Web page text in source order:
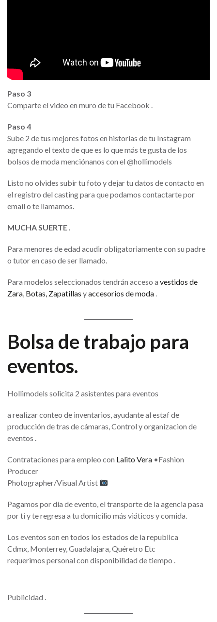
Paso 3
Comparte el video en muro de tu Facebook .
Paso 4
Sube 2 de tus mejores fotos en historias de tu Instagram
agregando el texto de que es lo que más te gusta de los
bolsos de moda menciónanos con el @hollimodels
Listo no olvides subir tu foto y dejar tu datos de contacto en
el registro del casting para que podamos contactarte por
email o te llamamos.
MUCHA SUERTE .
Para menores de edad acudir obligatoriamente con su padre
o tutor en caso de ser llamado.
Para modelos seleccionados tendrán acceso a vestidos de
Zara, Botas, Zapatillas yaccesorios de moda .
Bolsa de trabajo para
eventos.
Hollimodels solicita 2 asistentes para eventos
a realizar conteo de inventarios, ayudante al estaf de
producción de tras de cámaras, Control y organizacion de
eventos .
Contrataciones para empleo con Lalito Vera •Fashion
Producer
Photographer/Visual Artist
Pagamos por día de evento, el transporte de la agencia pasa
por ti y te regresa a tu domicilio más viáticos y comida.
Los eventos son en todos los estados de la republica
Cdmx, Monterrey, Guadalajara, Quéretro Etc
requerimos personal con disponibilidad de tiempo .
Publicidad .